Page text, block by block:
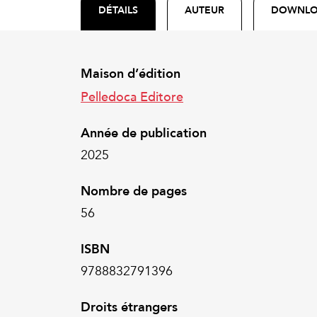
DÉTAILS AUTEUR
Maison d’édition
Pelledoca Editore
Année de publication
2025
Nombre de pages
56
ISBN
9788832791396
Droits étrangers